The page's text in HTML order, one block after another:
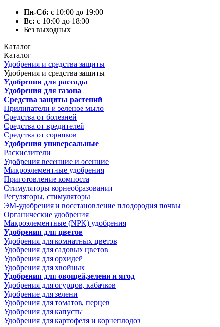
Пн-Сб: с 10:00 до 19:00
Вс: с 10:00 до 18:00
Без выходных
Каталог
Каталог
Удобрения и средства защиты
Удобрения и средства защиты
Удобрения для рассады
Удобрения для газона
Средства защиты растений
Прилипатели и зеленое мыло
Средства от болезней
Средства от вредителей
Средства от сорняков
Удобрения универсальные
Раскислители
Удобрения весенние и осенние
Микроэлементные удобрения
Приготовление компоста
Стимуляторы корнеобразования
Регуляторы, стимуляторы
ЭМ-удобрения и восстановление плодородия почвы
Органические удобрения
Макроэлементные (NPK) удобрения
Удобрения для цветов
Удобрения для комнатных цветов
Удобрения для садовых цветов
Удобрения для орхидей
Удобрения для хвойных
Удобрения для овощей,зелени и ягод
Удобрения для огурцов, кабачков
Удобрение для зелени
Удобрения для томатов, перцев
Удобрения для капусты
Удобрения для картофеля и корнеплодов